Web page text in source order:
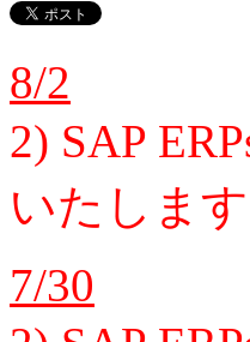
8/2
2) SAP
いたします
7/30